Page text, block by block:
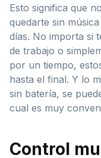
Esto significa que
quedarte sin
días. No importa si
de trabajo o
por un tiempo,
hasta el final. Y lo
sin batería, se
cual es muy
Control